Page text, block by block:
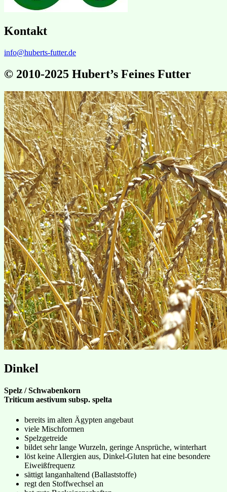
Kontakt
info@huberts-futter.de
© 2010-2025 Hubert’s Feines Futter
Dinkel
Spelz / Schwabenkorn
Triticum aestivum subsp. spelta
bereits im alten Ägypten angebaut
viele Mischformen
Spelzgetreide
bildet sehr lange Wurzeln, geringe Ansprüche, winterhart
löst keine Allergien aus, Dinkel-Gluten hat eine besondere
Eiweißfrequenz
sättigt langanhaltend (Ballaststoffe)
regt den Stoffwechsel an